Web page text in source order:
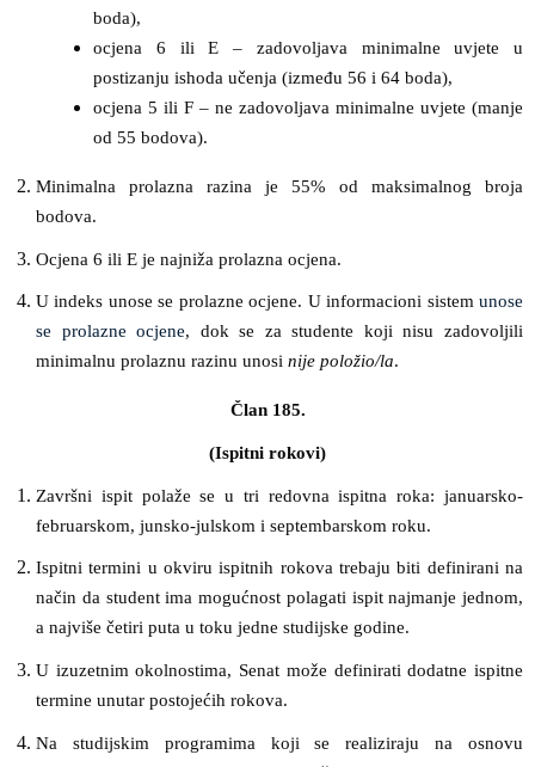
boda),
ocjena 6 ili E – zadovoljava minimalne uvjete u
postizanju ishoda učenja (između 56 i 64 boda),
ocjena 5 ili F – ne zadovoljava minimalne uvjete (manje
od 55 bodova).
Minimalna prolazna razina je 55% od maksimalnog broja
bodova.
Ocjena 6 ili E je najniža prolazna ocjena.
U indeks unose se prolazne ocjene. U informacioni sistem unose
se prolazne ocjene, dok se za studente koji nisu zadovoljili
minimalnu prolaznu razinu unosi nije položio/la.
Član 185.
(Ispitni rokovi)
Završni ispit polaže se u tri redovna ispitna roka: januarsko-
februarskom, junsko-julskom i septembarskom roku.
Ispitni termini u okviru ispitnih rokova trebaju biti definirani na
način da student ima mogućnost polagati ispit najmanje jednom,
a najviše četiri puta u toku jedne studijske godine.
U izuzetnim okolnostima, Senat može definirati dodatne ispitne
termine unutar postojećih rokova.
Na studijskim programima koji se realiziraju na osnovu